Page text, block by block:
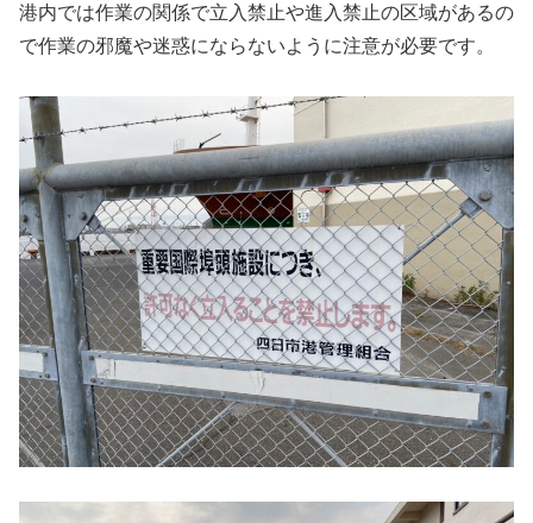
港内では作業の関係で立入禁止や進入禁止の区域があるの
で作業の邪魔や迷惑にならないように注意が必要です。